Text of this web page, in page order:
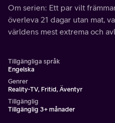
Om serien: Ett par vilt
överleva 21 dagar utan mat,
världens mest extrema och
Tillgängliga språk
Engelska
Genrer
Reality-TV, Fritid, Äventyr
Tillgänglig
Tillgänglig 3+ månader